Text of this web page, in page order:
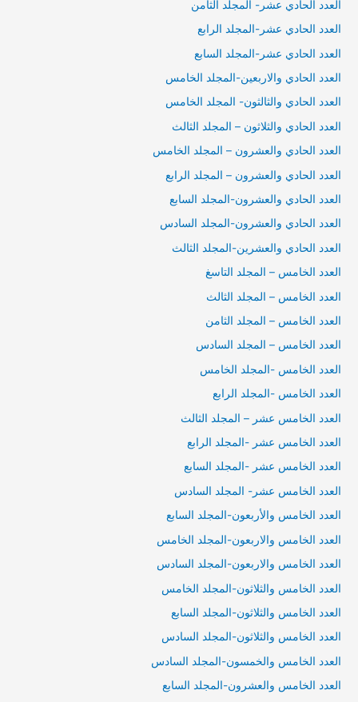
العدد الحادي عشر- المجلد الثامن
العدد الحادي عشر-المجلد الرابع
العدد الحادي عشر-المجلد السابع
العدد الحادي والاربعين-المجلد الخامس
العدد الحادي والثالثون- المجلد الخامس
العدد الحادي والثلاثون – المجلد الثالث
العدد الحادي والعشرون – المجلد الخامس
العدد الحادي والعشرون – المجلد الرابع
العدد الحادي والعشرون-المجلد السابع
العدد الحادي والعشرون-المجلد السادس
العدد الحادي والعشرين-المجلد الثالث
العدد الخامس – المجلد التاسغ
العدد الخامس – المجلد الثالث
العدد الخامس – المجلد الثامن
العدد الخامس – المجلد السادس
العدد الخامس -المجلد الخامس
العدد الخامس -المجلد الرابع
العدد الخامس عشر – المجلد الثالث
العدد الخامس عشر -المجلد الرابع
العدد الخامس عشر -المجلد السابع
العدد الخامس عشر- المجلد السادس
العدد الخامس والأربعون-المجلد السابع
العدد الخامس والاربعون-المجلد الخامس
العدد الخامس والاربعون-المجلد السادس
العدد الخامس والثلاثون-المجلد الخامس
العدد الخامس والثلاثون-المجلد السابع
العدد الخامس والثلاثون-المجلد السادس
العدد الخامس والخمسون-المجلد السادس
العدد الخامس والعشرون-المجلد السابع